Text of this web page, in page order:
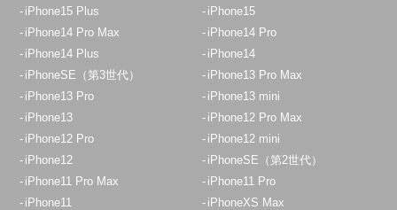
iPhone15 Plus
iPhone15
iPhone14 Pro Max
iPhone14 Pro
iPhone14 Plus
iPhone14
iPhoneSE（第3世代）
iPhone13 Pro Max
iPhone13 Pro
iPhone13 mini
iPhone13
iPhone12 Pro Max
iPhone12 Pro
iPhone12 mini
iPhone12
iPhoneSE（第2世代）
iPhone11 Pro Max
iPhone11 Pro
iPhone11
iPhoneXS Max